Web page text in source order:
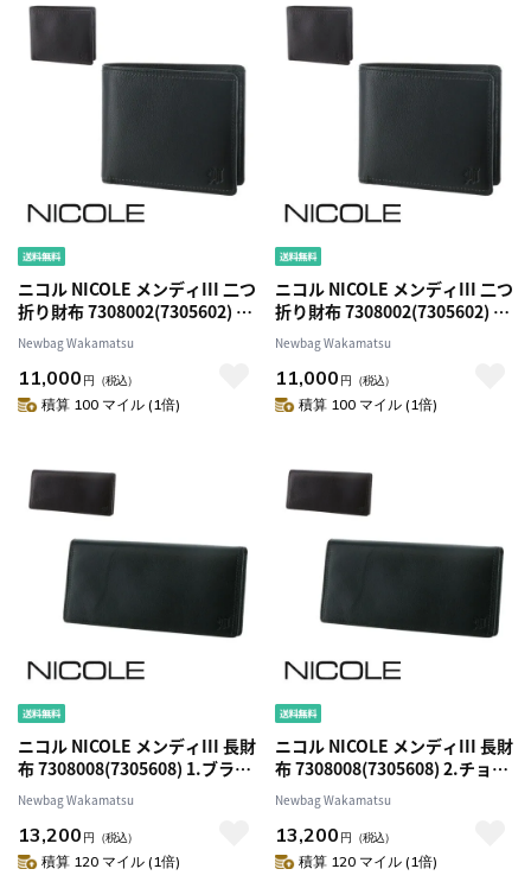
ニコル NICOLE メンディIII 二つ
折り財布 7308002(7305602) 1.
ブラック 10x10 メンズ
Newbag Wakamatsu
11,000 円 （税込）
積算 100 マイル (1倍)
ニコル NICOLE メンディIII 二つ
折り財布 7308002(7305602) 2.
チョコ 41x41 メンズ
Newbag Wakamatsu
11,000 円 （税込）
積算 100 マイル (1倍)
ニコル NICOLE メンディIII 長財
布 7308008(7305608) 1.ブラッ
ク 10x10 メンズ
Newbag Wakamatsu
13,200 円 （税込）
積算 120 マイル (1倍)
ニコル NICOLE メンディIII 長財
布 7308008(7305608) 2.チョコ
41x41 メンズ
Newbag Wakamatsu
13,200 円 （税込）
積算 120 マイル (1倍)